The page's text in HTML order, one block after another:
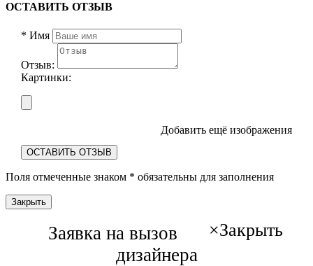
ОСТАВИТЬ ОТЗЫВ
* Имя
Отзыв:
Картинки:
Добавить ещё изображения
ОСТАВИТЬ ОТЗЫВ
Поля отмеченные знаком * обязательны для заполнения
Закрыть
×Закрыть
Заявка на вызов
дизайнера